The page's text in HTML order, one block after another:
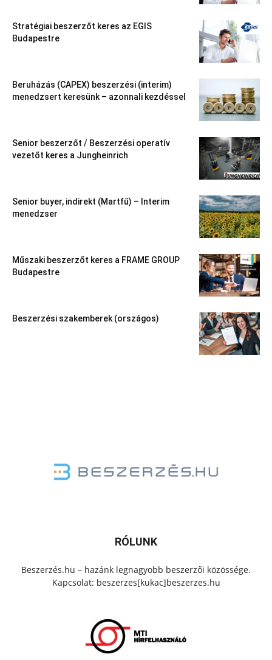
Stratégiai beszerzőt keres az EGIS
Budapestre
Beruházás (CAPEX) beszerzési (interim)
menedzsert keresünk – azonnali kezdéssel
Senior beszerzőt / Beszerzési operatív
vezetőt keres a Jungheinrich
Senior buyer, indirekt (Martfű) – Interim
menedzser
Műszaki beszerzőt keres a FRAME GROUP
Budapestre
Beszerzési szakemberek (országos)
RÓLUNK
Beszerzés.hu – hazánk legnagyobb beszerzői közössége.
Kapcsolat: beszerzes[kukac]beszerzes.hu